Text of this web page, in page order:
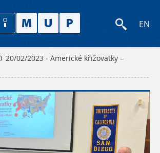
EN
20/02/2023 - Americké křižovatky –